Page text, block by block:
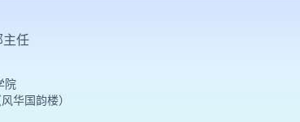
主任
院
华国韵楼）